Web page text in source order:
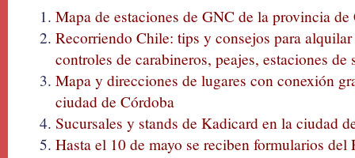
Mapa de estaciones de GNC de la provincia de
Recorriendo Chile: tips y consejos para
controles de carabineros, peajes, estaciones
Mapa y direcciones de lugares con conexión
ciudad de Córdoba
Sucursales y stands de Kadicard en la ciudad
Hasta el 10 de mayo se reciben formularios del